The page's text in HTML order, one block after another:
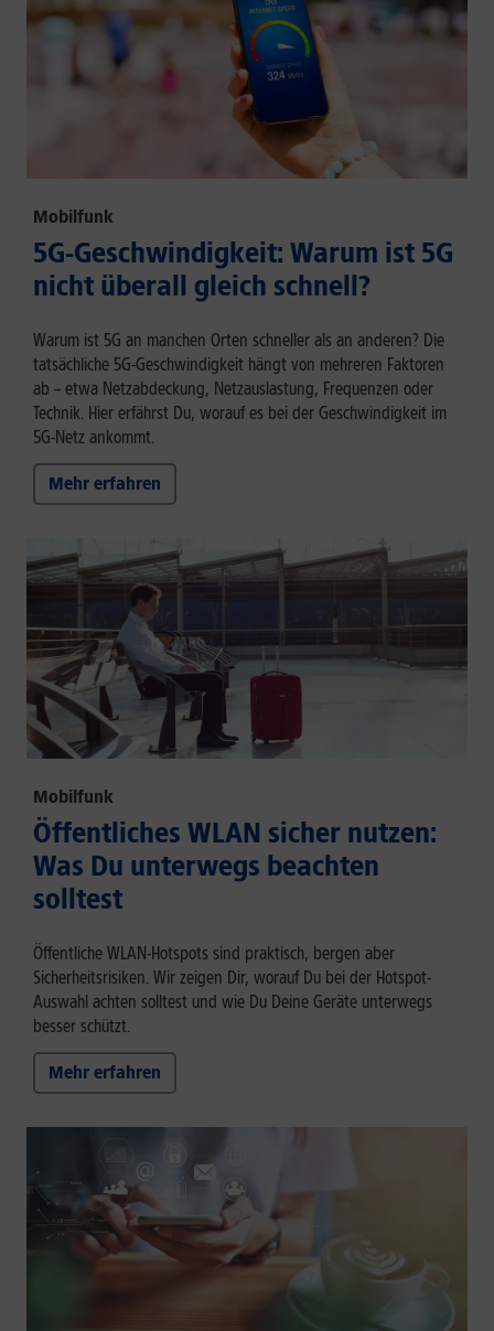
Mobilfunk
5G-Geschwindigkeit: Warum ist 5G
nicht überall gleich schnell?
Warum ist 5G an manchen Orten schneller als an anderen? Die
tatsächliche 5G-Geschwindigkeit hängt von mehreren Faktoren
ab – etwa Netzabdeckung, Netzauslastung, Frequenzen oder
Technik. Hier erfährst Du, worauf es bei der Geschwindigkeit im
5G-Netz ankommt.
Mehr erfahren
Mobilfunk
Öffentliches WLAN sicher nutzen:
Was Du unterwegs beachten
solltest
Öffentliche WLAN-Hotspots sind praktisch, bergen aber
Sicherheitsrisiken. Wir zeigen Dir, worauf Du bei der Hotspot-
Auswahl achten solltest und wie Du Deine Geräte unterwegs
besser schützt.
Mehr erfahren